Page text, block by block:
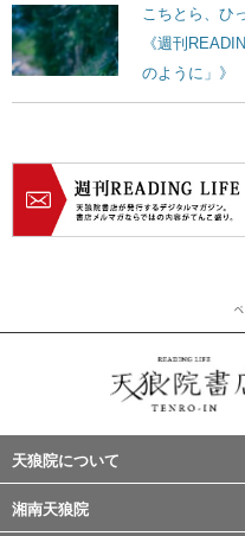
こちとら、ひ
《週刊
のように」》
天狼院について
湘南天狼院